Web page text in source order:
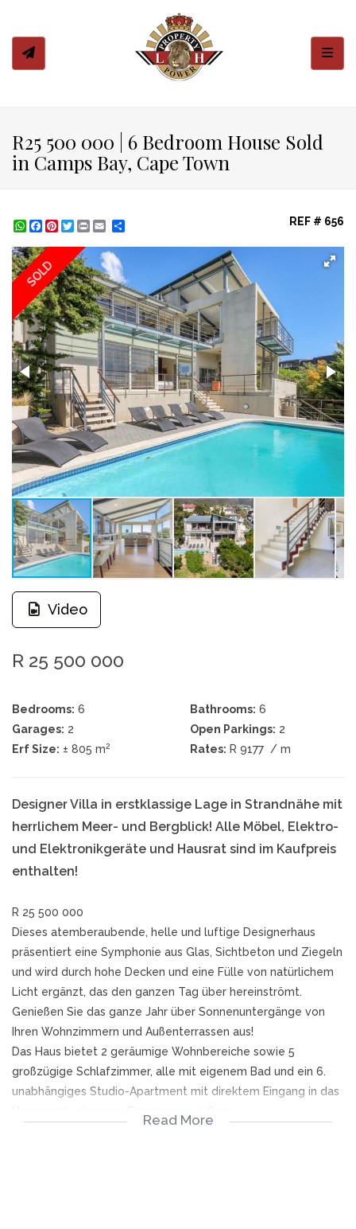
R25 500 000 | 6 Bedroom House Sold
in Camps Bay, Cape Town
WhatsApp
Facebook
Pinterest
Twitter
Print REF # 656
SOLD
Video
R 25 500 000
Bedrooms: 6 Bathrooms: 6
Garages: 2 Open Parkings: 2
Erf Size: ± 805 m2 Rates: R 9177 / m
Designer Villa in erstklassige Lage in Strandnähe mit
herrlichem Meer- und Bergblick! Alle Möbel, Elektro-
und Elektronikgeräte und Hausrat sind im Kaufpreis
enthalten!
R 25 500 000
Dieses atemberaubende, helle und luftige Designerhaus
präsentiert eine Symphonie aus Glas, Sichtbeton und Ziegeln
und wird durch hohe Decken und eine Fülle von natürlichem
Licht ergänzt, das den ganzen Tag über hereinströmt.
Genießen Sie das ganze Jahr über Sonnenuntergänge von
Ihren Wohnzimmern und Außenterrassen aus!
Das Haus bietet 2 geräumige Wohnbereiche sowie 5
großzügige Schlafzimmer, alle mit eigenem Bad und ein 6.
unabhängiges Studio-Apartment mit direktem Eingang in das
Read More